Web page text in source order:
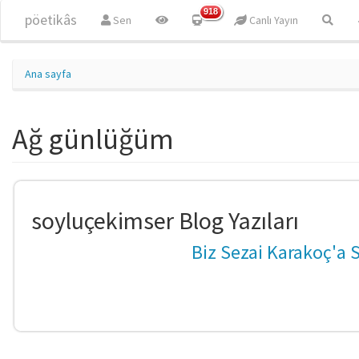
pöetikâs Sen
918
Canlı Yayın
Ana sayfa
Ağ günlüğüm
soyluçekimser Blog Yazıları
Biz Sezai Karakoç'a